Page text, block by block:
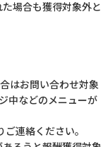
場合も獲得対象外と
はお問い合わせ対象
中などのメニューが
連絡ください。